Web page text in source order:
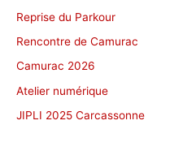
Reprise du Parkour
Rencontre de Camurac
Camurac 2026
Atelier numérique
JIPLI 2025 Carcassonne